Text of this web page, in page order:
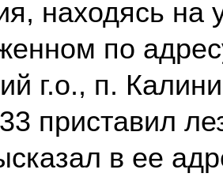
находясь на
по
г.о., п.
приставил
в ее